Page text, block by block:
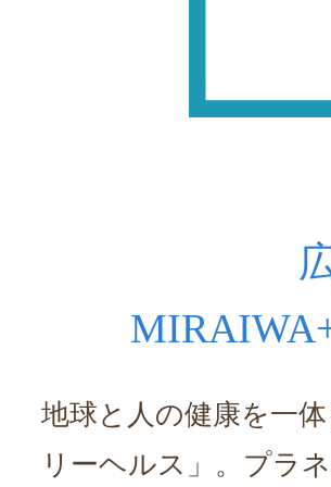
地球と人の健康を一
リーヘルス」。プラ